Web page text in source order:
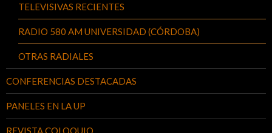
TELEVISIVAS RECIENTES
RADIO 580 AM UNIVERSIDAD (CÓRDOBA)
OTRAS RADIALES
CONFERENCIAS DESTACADAS
PANELES EN LA UP
REVISTA COLOQUIO